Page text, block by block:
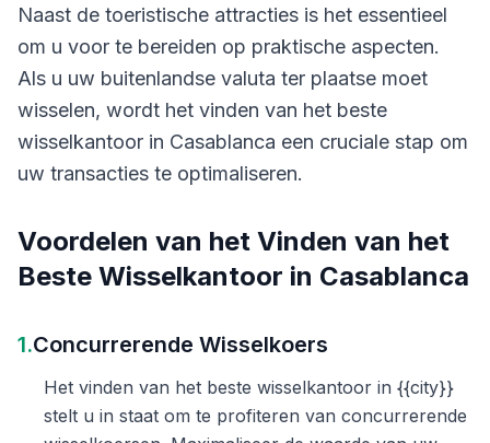
Naast de toeristische attracties is het essentieel
om u voor te bereiden op praktische aspecten.
Als u uw buitenlandse valuta ter plaatse moet
wisselen, wordt het vinden van het beste
wisselkantoor in Casablanca een cruciale stap om
uw transacties te optimaliseren.
Voordelen van het Vinden van het
Beste Wisselkantoor in Casablanca
1.Concurrerende Wisselkoers
Het vinden van het beste wisselkantoor in {{city}}
stelt u in staat om te profiteren van concurrerende